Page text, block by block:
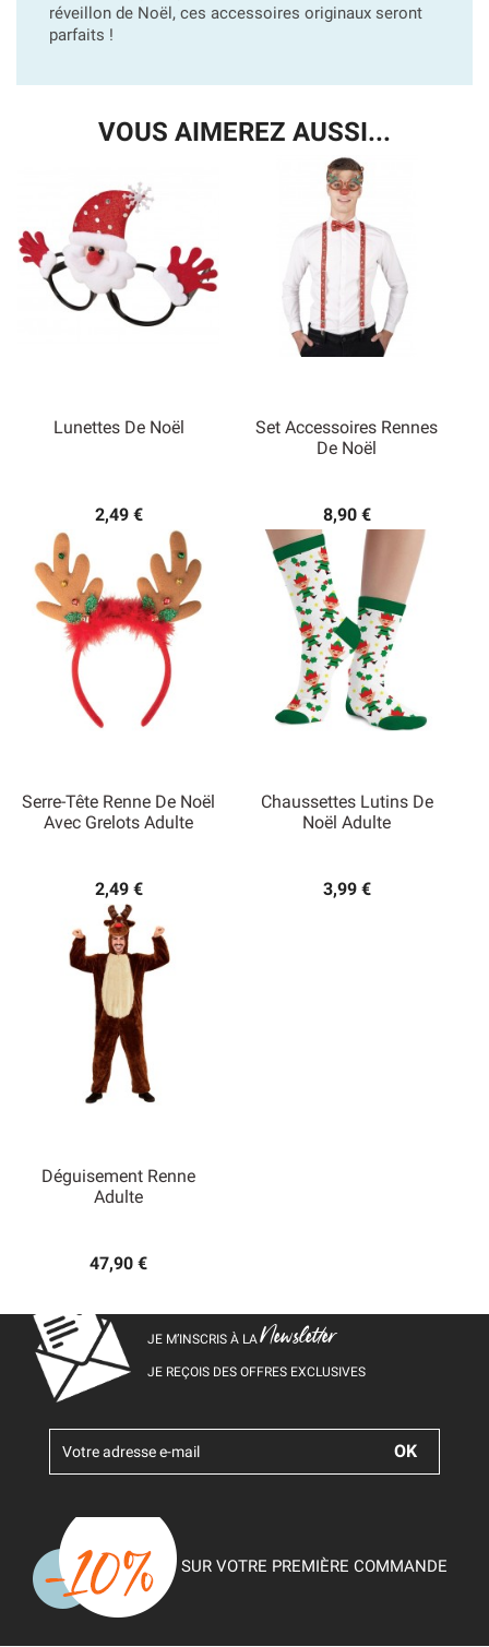
réveillon de Noël, ces accessoires originaux seront
parfaits !
VOUS AIMEREZ AUSSI...
Lunettes De Noël
2,49 €
Set Accessoires Rennes
De Noël
8,90 €
Serre-Tête Renne De Noël
Avec Grelots Adulte
2,49 €
Chaussettes Lutins De
Noël Adulte
3,99 €
Déguisement Renne
Adulte
47,90 €
JE M’INSCRIS À LANewsletter
JE REÇOIS DES OFFRES EXCLUSIVES
SUR VOTRE PREMIÈRE COMMANDE